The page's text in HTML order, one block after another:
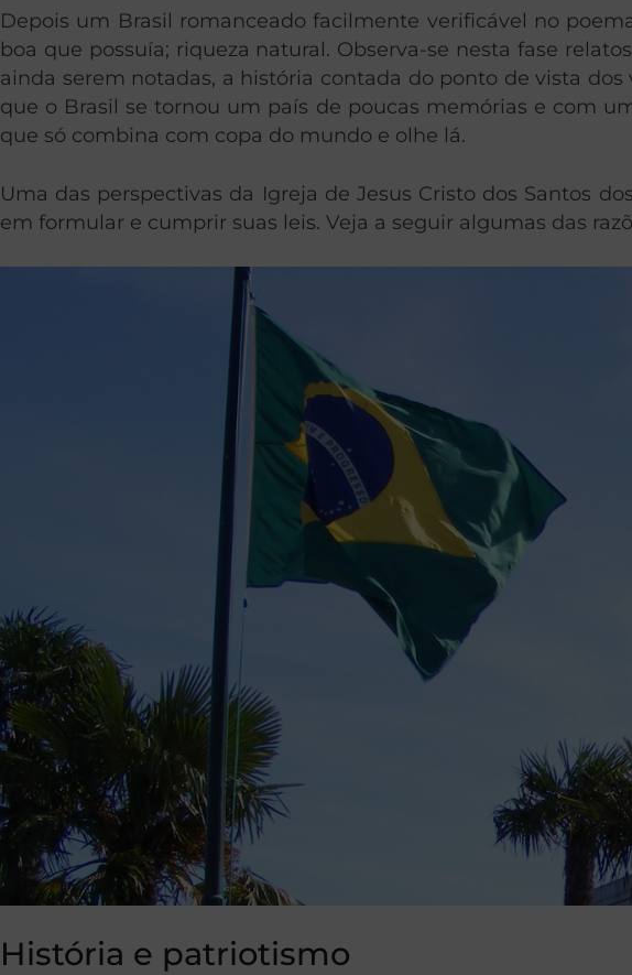
Depois um Brasil romanceado facilmente verificável no
boa que possuía; riqueza natural. Observa-se nesta fase
ainda serem notadas, a história contada do ponto de vista
que o Brasil se tornou um país de poucas memórias e com
que só combina com copa do mundo e olhe lá.
Uma das perspectivas da Igreja de Jesus Cristo dos Santos
em formular e cumprir suas leis. Veja a seguir algumas das
História e patriotismo